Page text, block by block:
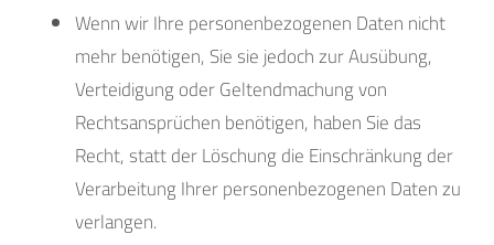
Wenn wir Ihre personenbezogenen Daten nicht
mehr benötigen, Sie sie jedoch zur Ausübung,
Verteidigung oder Geltendmachung von
Rechtsansprüchen benötigen, haben Sie das
Recht, statt der Löschung die Einschränkung der
Verarbeitung Ihrer personenbezogenen Daten zu
verlangen.